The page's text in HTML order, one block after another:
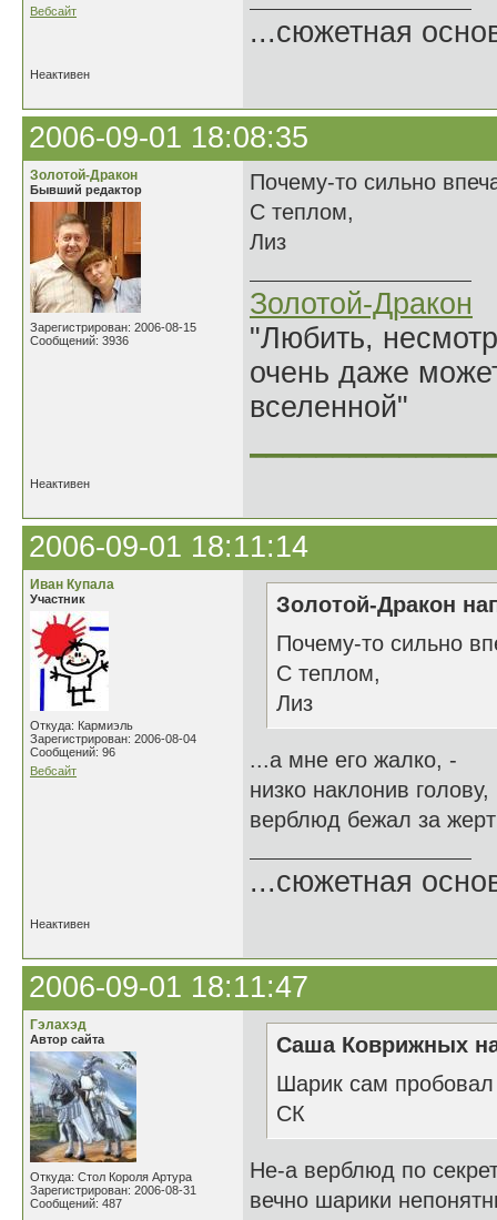
Вебсайт
...сюжетная
Неактивен
2006-09-01 18:08:35
Золотой-Дракон
Бывший редактор
Зарегистрирован: 2006-08-15
Сообщений: 3936
Почему-то сильно
С теплом,
Лиз
Золотой-Дракон
"Любить,
очень даже
вселенной"
Неактивен
2006-09-01 18:11:14
Иван Купала
Участник
Откуда: Кармиэль
Зарегистрирован: 2006-08-04
Сообщений: 96
Вебсайт
Золотой-Дракон
Почему-то сильно
С теплом,
Лиз
...а мне его жалко, -
низко наклонив
верблюд бежал за
...сюжетная
Неактивен
2006-09-01 18:11:47
Гэлахэд
Автор сайта
Откуда: Стол Короля Артура
Зарегистрирован: 2006-08-31
Сообщений: 487
Саша Коврижных
Шарик сам пробовал
СК
Не-а верблюд по
вечно шарики